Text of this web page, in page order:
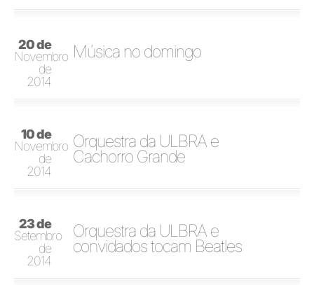
20 de
Novembro
de
2014
Música no domingo
10 de
Novembro
de
2014
Orquestra da ULBRA e
Cachorro Grande
23 de
Setembro
de
2014
Orquestra da ULBRA e
convidados tocam Beatles